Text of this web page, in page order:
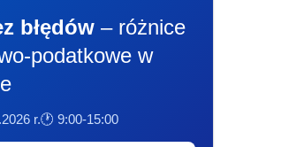
błędów – różnice
podatkowe w
r.🕐 9:00-15:00